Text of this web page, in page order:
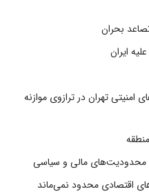
بحران
ایران
امنیتی تهران در ترازوی موازنه
محدودیت‌های مالی و سیاسی
اقتصادی محدود نمی‌ماند